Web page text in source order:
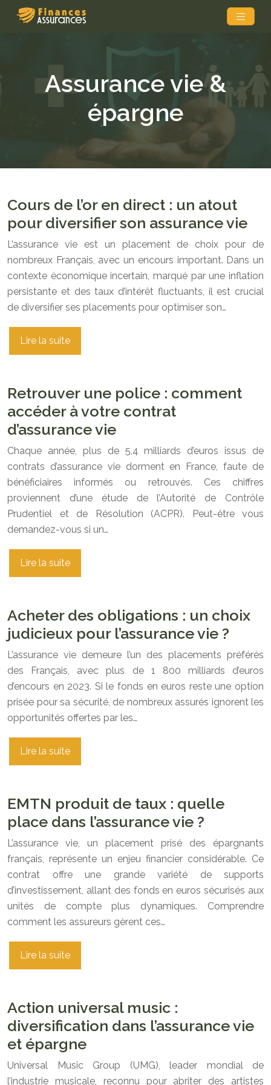
Assurance vie &
épargne
Cours de l’or en direct : un atout
pour diversifier son assurance vie
L’assurance vie est un placement de choix pour de
nombreux Français, avec un encours important. Dans un
contexte économique incertain, marqué par une inflation
persistante et des taux d’intérêt fluctuants, il est crucial
de diversifier ses placements pour optimiser son…
Lire la suite
Retrouver une police : comment
accéder à votre contrat
d’assurance vie
Chaque année, plus de 5,4 milliards d’euros issus de
contrats d’assurance vie dorment en France, faute de
bénéficiaires informés ou retrouvés. Ces chiffres
proviennent d’une étude de l’Autorité de Contrôle
Prudentiel et de Résolution (ACPR). Peut-être vous
demandez-vous si un…
Lire la suite
Acheter des obligations : un choix
judicieux pour l’assurance vie ?
L’assurance vie demeure l’un des placements préférés
des Français, avec plus de 1 800 milliards d’euros
d’encours en 2023. Si le fonds en euros reste une option
prisée pour sa sécurité, de nombreux assurés ignorent les
opportunités offertes par les…
Lire la suite
EMTN produit de taux : quelle
place dans l’assurance vie ?
L’assurance vie, un placement prisé des épargnants
français, représente un enjeu financier considérable. Ce
contrat offre une grande variété de supports
d’investissement, allant des fonds en euros sécurisés aux
unités de compte plus dynamiques. Comprendre
comment les assureurs gèrent ces…
Lire la suite
Action universal music :
diversification dans l’assurance vie
et épargne
Universal Music Group (UMG), leader mondial de
l’industrie musicale, reconnu pour abriter des artistes